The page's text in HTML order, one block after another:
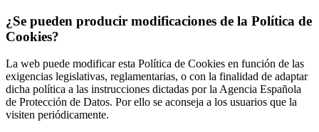
¿Se pueden producir modificaciones de la Política de
Cookies?
La web puede modificar esta Política de Cookies en función de las
exigencias legislativas, reglamentarias, o con la finalidad de adaptar
dicha política a las instrucciones dictadas por la Agencia Española
de Protección de Datos. Por ello se aconseja a los usuarios que la
visiten periódicamente.